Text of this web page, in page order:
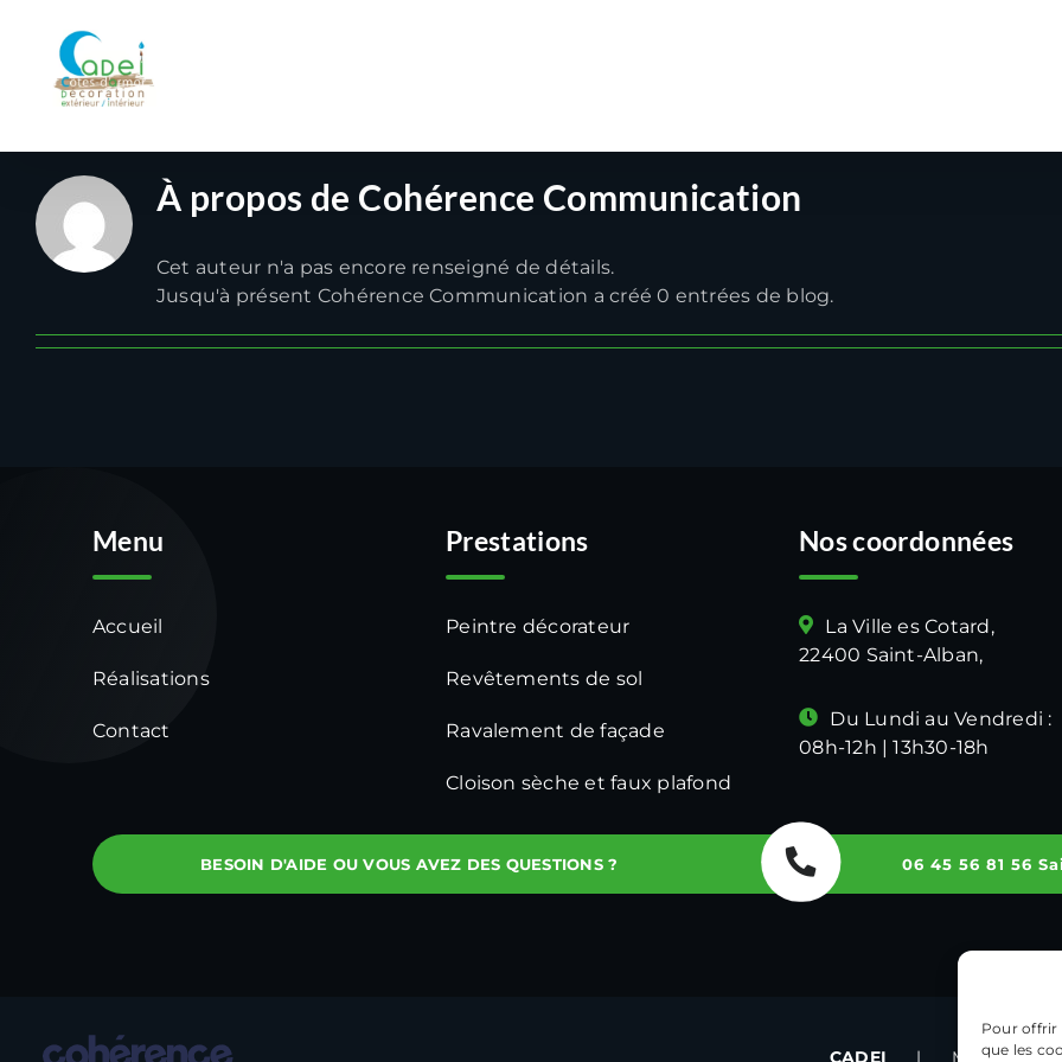
Pour offrir
que les
contenu
À propos de Cohérence Communication
Cet auteur n'a pas encore renseigné de détails.
Jusqu'à présent Cohérence Communication a créé 0 entrées de blog.
Menu
Accueil
Réalisations
Contact
Prestations
Peintre décorateur
Revêtements de sol
Ravalement de façade
Cloison sèche et faux plafond
Nos coordonnées
La Ville es Cotard,
22400 Saint-Alban,
Du Lundi au Vendredi :
08h-12h | 13h30-18h
BESOIN D'AIDE OU VOUS AVEZ DES QUESTIONS ? 06 45 56 81 56
CADEI | Mentions